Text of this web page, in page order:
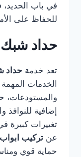
في باب
للحفاظ على
حداد
تعد خدمة حداد
الخدمات
والمستودعات،
إضافية للنوافذ
تغييرات كبيرة
عن تركيب
حماية قوي